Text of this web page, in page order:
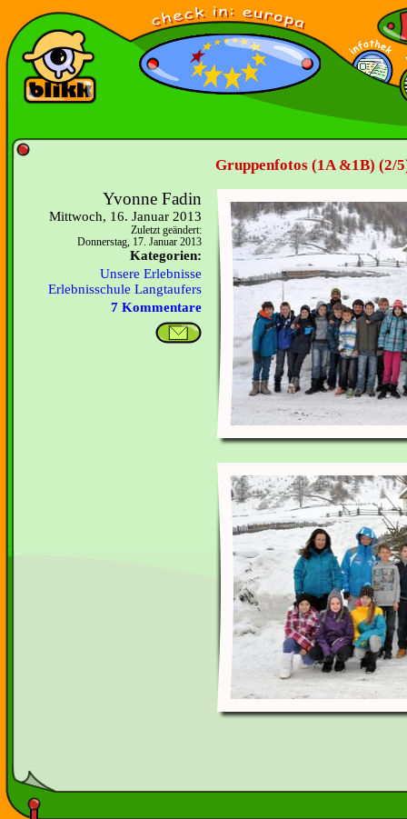
Gruppenfotos (1A &1B) (2/
Yvonne Fadin
Mittwoch, 16. Januar 2013
Zuletzt geändert:
Donnerstag, 17. Januar 2013
Kategorien:
Unsere Erlebnisse
Erlebnisschule Langtaufers
7 Kommentare